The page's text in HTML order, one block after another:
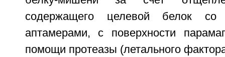
содержащего целевой белок
аптамерами, с поверхности
помощи протеазы (летального